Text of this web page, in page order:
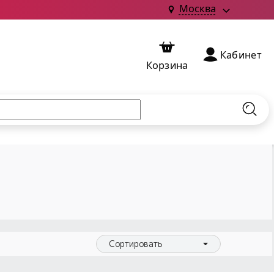
Москва
Корзина
Кабинет
Сортировать